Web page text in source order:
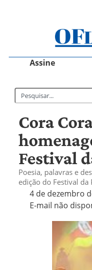
Assine
Cora
Festival
Poesia, palavras e
edição do Festival da
4 de dezembro
E-mail não